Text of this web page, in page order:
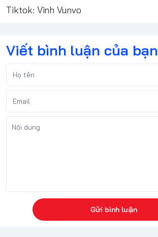
Tiktok: Vinh Vunvo
Viết bình luận của bạn
Gửi bình luận